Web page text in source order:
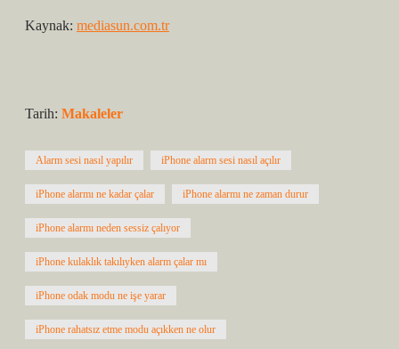
Kaynak: mediasun.com.tr
Tarih: Makaleler
Alarm sesi nasıl yapılır iPhone alarm sesi nasıl açılır
iPhone alarmı ne kadar çalar iPhone alarmı ne zaman durur
iPhone alarmı neden sessiz çalıyor
iPhone kulaklık takılıyken alarm çalar mı
iPhone odak modu ne işe yarar
iPhone rahatsız etme modu açıkken ne olur